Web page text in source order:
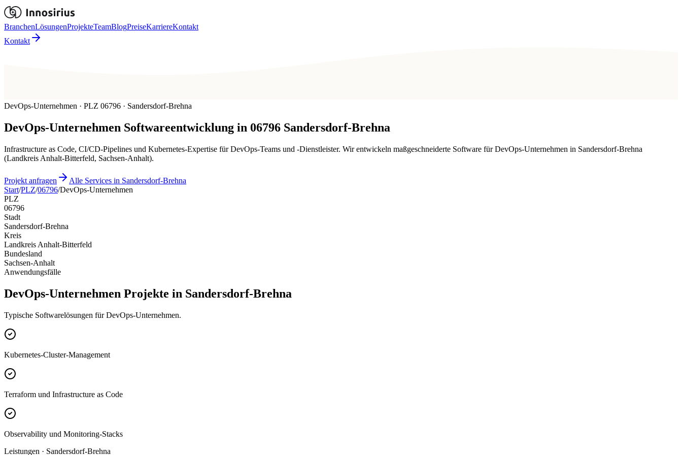
BranchenLösungenProjekteTeamBlogPreiseKarriereKontakt
Kontakt
DevOps-Unternehmen · PLZ 06796 · Sandersdorf-Brehna
DevOps-Unternehmen Softwareentwicklung in 06796 Sandersdorf-Brehna
Infrastructure as Code, CI/CD-Pipelines und Kubernetes-Expertise für DevOps-Teams und -Dienstleister. Wir entwickeln maßgeschneiderte Software für DevOps-Unternehmen in Sandersdorf-Brehna
(Landkreis Anhalt-Bitterfeld, Sachsen-Anhalt).
Projekt anfragen
Alle Services in Sandersdorf-Brehna
Start/PLZ/06796/DevOps-Unternehmen
PLZ
06796
Stadt
Sandersdorf-Brehna
Kreis
Landkreis Anhalt-Bitterfeld
Bundesland
Sachsen-Anhalt
Anwendungsfälle
DevOps-Unternehmen Projekte in Sandersdorf-Brehna
Typische Softwarelösungen für DevOps-Unternehmen.
Kubernetes-Cluster-Management
Terraform und Infrastructure as Code
Observability und Monitoring-Stacks
Leistungen · Sandersdorf-Brehna